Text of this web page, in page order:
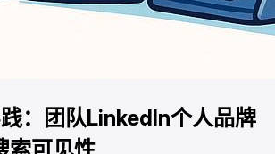
：团队LinkedIn个人品牌
索可见性